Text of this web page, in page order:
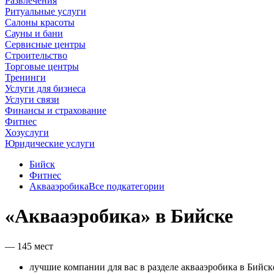
Ритуальные услуги
Салоны красоты
Сауны и бани
Сервисные центры
Строительство
Торговые центры
Тренинги
Услуги для бизнеса
Услуги связи
Финансы и страхование
Фитнес
Хозуслуги
Юридические услуги
Бийск
Фитнес
АквааэробикаВсе подкатегории
«Аквааэробика» в Бийске
— 145 мест
лучшие компании для вас в разделе аквааэробика в